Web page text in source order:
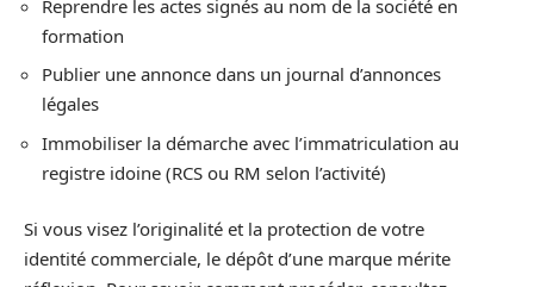
Reprendre les actes signés au nom de la société en
formation
Publier une annonce dans un journal d’annonces
légales
Immobiliser la démarche avec l’immatriculation au
registre idoine (RCS ou RM selon l’activité)
Si vous visez l’originalité et la protection de votre
identité commerciale, le dépôt d’une marque mérite